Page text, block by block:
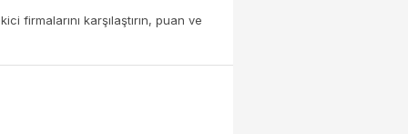
firmalarını karşılaştırın, puan ve